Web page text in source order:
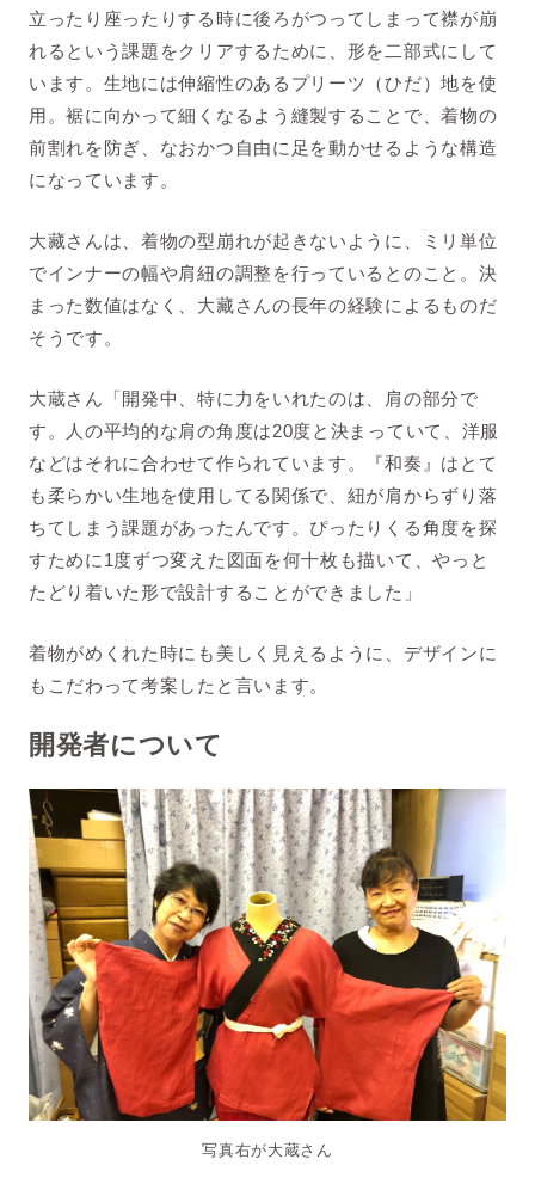
立ったり座ったりする時に後ろがつってしまって襟が崩
れるという課題をクリアするために、形を二部式にして
います。生地には伸縮性のあるプリーツ（ひだ）地を使
用。裾に向かって細くなるよう縫製することで、着物の
前割れを防ぎ、なおかつ自由に足を動かせるような構造
になっています。
大藏さんは、着物の型崩れが起きないように、ミリ単位
でインナーの幅や肩紐の調整を行っているとのこと。決
まった数値はなく、大藏さんの長年の経験によるものだ
そうです。
大蔵さん「開発中、特に力をいれたのは、肩の部分で
す。人の平均的な肩の角度は20度と決まっていて、洋服
などはそれに合わせて作られています。『和奏』はとて
も柔らかい生地を使用してる関係で、紐が肩からずり落
ちてしまう課題があったんです。ぴったりくる角度を探
すために1度ずつ変えた図面を何十枚も描いて、やっと
たどり着いた形で設計することができました」
着物がめくれた時にも美しく見えるように、デザインに
もこだわって考案したと言います。
開発者について
写真右が大蔵さん